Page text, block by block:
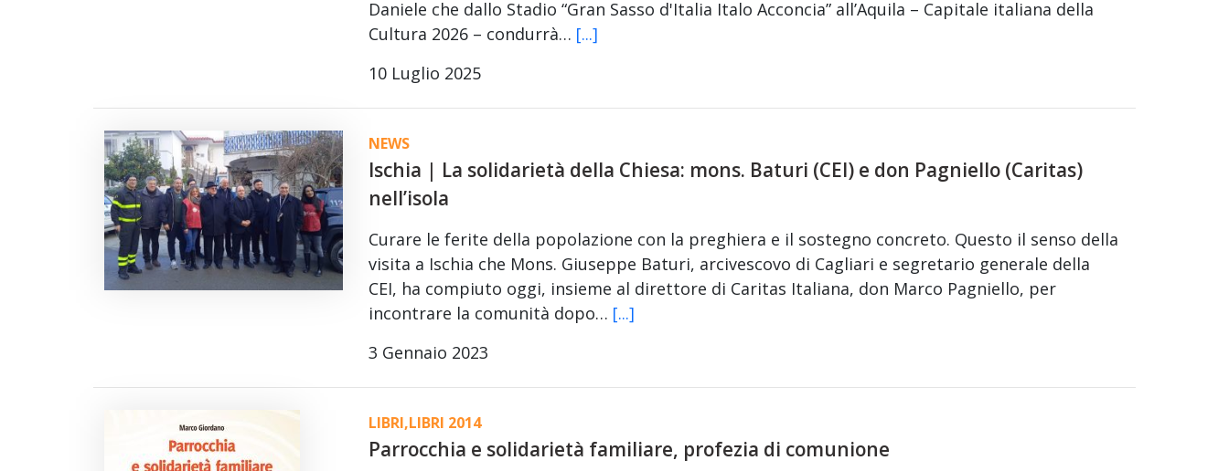
Daniele che dallo Stadio “Gran Sasso d'Italia Italo Acconcia” all’Aquila – Capitale italiana della
Cultura 2026 – condurrà… [...]
10 Luglio 2025
NEWS
Ischia | La solidarietà della Chiesa: mons. Baturi (CEI) e don Pagniello (Caritas)
nell’isola
Curare le ferite della popolazione con la preghiera e il sostegno concreto. Questo il senso della
visita a Ischia che Mons. Giuseppe Baturi, arcivescovo di Cagliari e segretario generale della
CEI, ha compiuto oggi, insieme al direttore di Caritas Italiana, don Marco Pagniello, per
incontrare la comunità dopo… [...]
3 Gennaio 2023
LIBRI,LIBRI 2014
Parrocchia e solidarietà familiare, profezia di comunione